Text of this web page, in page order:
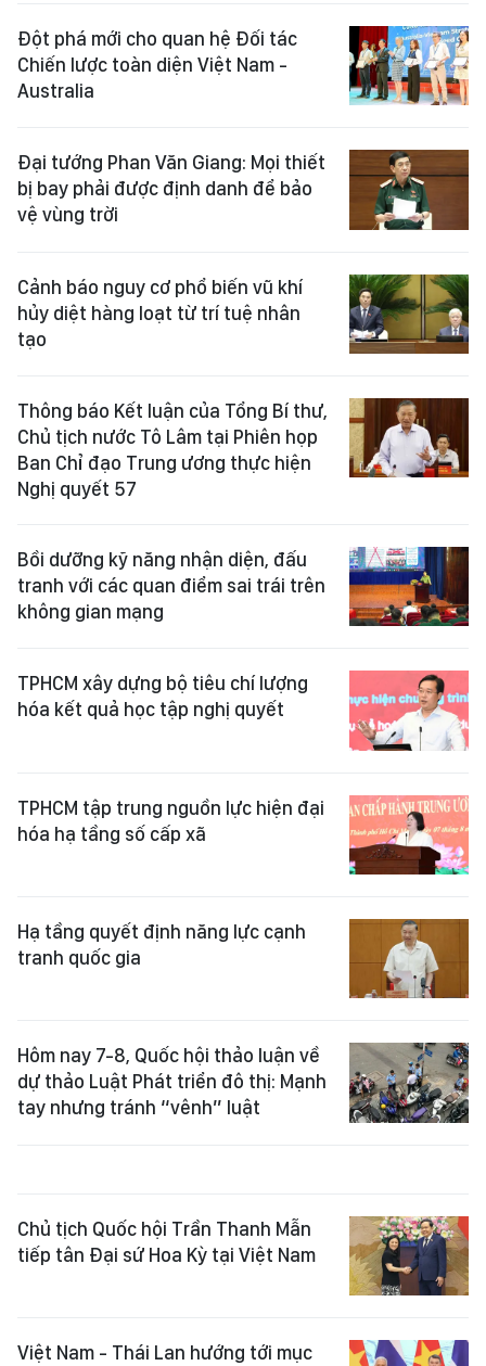
Đột phá mới cho quan hệ Đối tác
Chiến lược toàn diện Việt Nam -
Australia
Đại tướng Phan Văn Giang: Mọi thiết
bị bay phải được định danh để bảo
vệ vùng trời
Cảnh báo nguy cơ phổ biến vũ khí
hủy diệt hàng loạt từ trí tuệ nhân
tạo
Thông báo Kết luận của Tổng Bí thư,
Chủ tịch nước Tô Lâm tại Phiên họp
Ban Chỉ đạo Trung ương thực hiện
Nghị quyết 57
Bồi dưỡng kỹ năng nhận diện, đấu
tranh với các quan điểm sai trái trên
không gian mạng
TPHCM xây dựng bộ tiêu chí lượng
hóa kết quả học tập nghị quyết
TPHCM tập trung nguồn lực hiện đại
hóa hạ tầng số cấp xã
Hạ tầng quyết định năng lực cạnh
tranh quốc gia
Hôm nay 7-8, Quốc hội thảo luận về
dự thảo Luật Phát triển đô thị: Mạnh
tay nhưng tránh “vênh” luật
Chủ tịch Quốc hội Trần Thanh Mẫn
tiếp tân Đại sứ Hoa Kỳ tại Việt Nam
Việt Nam - Thái Lan hướng tới mục